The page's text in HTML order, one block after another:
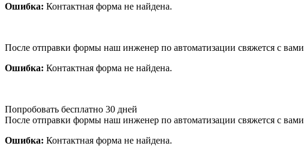
Ошибка: Контактная форма не найдена.
После отправки формы наш инженер по автоматизации свяжется с вами
Ошибка: Контактная форма не найдена.
Попробовать бесплатно 30 дней
После отправки формы наш инженер по автоматизации свяжется с вами
Ошибка: Контактная форма не найдена.